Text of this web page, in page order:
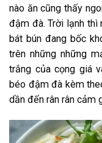
nào ăn cũng thấy
đậm đà. Trời lạnh thì
bát bún đang bốc
trên những những
trắng của cọng giá
béo đậm đà kèm
dần đến rân rân cảm